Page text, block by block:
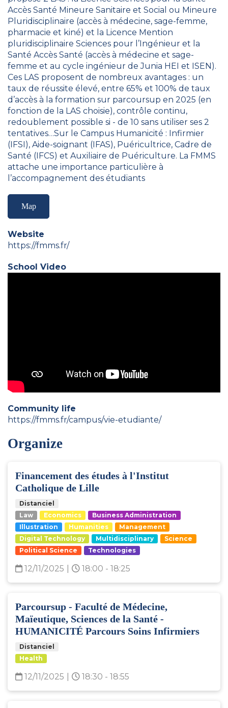
Accès Santé Mineure Sanitaire et Social ou Mineure
Pluridisciplinaire (accès à médecine, sage-femme,
pharmacie et kiné) et la Licence Mention
pluridisciplinaire Sciences pour l’Ingénieur et la
Santé Accès Santé (accès à médecine et sage-
femme et au cycle ingénieur de Junia HEI et ISEN).
Ces LAS proposent de nombreux avantages : un
taux de réussite élevé, entre 65% et 100% de taux
d’accès à la formation sur parcoursup en 2025 (en
fonction de la LAS choisie), contrôle continu,
redoublement possible si - de 10 sans utiliser ses 2
tentatives…Sur le Campus Humanicité : Infirmier
(IFSI), Aide-soignant (IFAS), Puéricultrice, Cadre de
Santé (IFCS) et Auxiliaire de Puériculture. La FMMS
attache une importance particulière à
l’accompagnement des étudiants
Map
Website
https://fmms.fr/
School Video
Community life
https://fmms.fr/campus/vie-etudiante/
Organize
Financement des études à l'Institut
Catholique de Lille
Distanciel
Law
Economics
Business Administration
Illustration
Humanities
Management
Digital Technology
Multidisciplinary
Science
Political Science
Technologies
12/11/2025 18:00 - 18:25
Parcoursup - Faculté de Médecine,
Maïeutique, Sciences de la Santé -
HUMANICITÉ Parcours Soins Infirmiers
Distanciel
Health
12/11/2025 18:30 - 18:55